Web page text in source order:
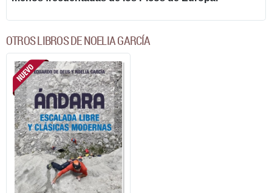
OTROS LIBROS DE NOELIA GARCÍA